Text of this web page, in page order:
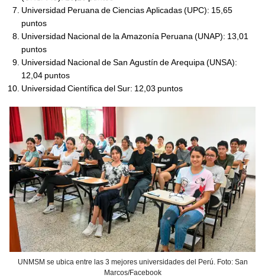
Universidad Peruana de Ciencias Aplicadas (UPC): 15,65
puntos
Universidad Nacional de la Amazonía Peruana (UNAP): 13,01
puntos
Universidad Nacional de San Agustín de Arequipa (UNSA):
12,04 puntos
Universidad Científica del Sur: 12,03 puntos
UNMSM se ubica entre las 3 mejores universidades del Perú. Foto: San
Marcos/Facebook